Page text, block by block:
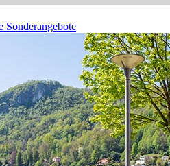
Sonderangebote